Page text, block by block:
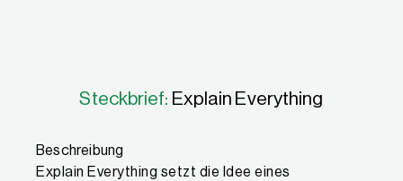
Steckbrief: Explain Everything
Beschreibung
Explain Everything setzt die Idee eines
Eigenschaften